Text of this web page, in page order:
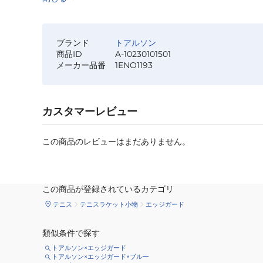
ブランド
トアルソン
商品ID
A-10230101501
メーカー品番
1ENO1193
カスタマーレビュー
この商品のレビューはまだありません。
この商品が登録されているカテゴリ
テニス テニスラケット小物 エッジガード
類似条件で探す
トアルソン×エッジガード
トアルソン×エッジガード×ブルー